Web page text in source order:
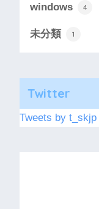
windows 4
未分類 1
Twitter
Tweets by t_skjp